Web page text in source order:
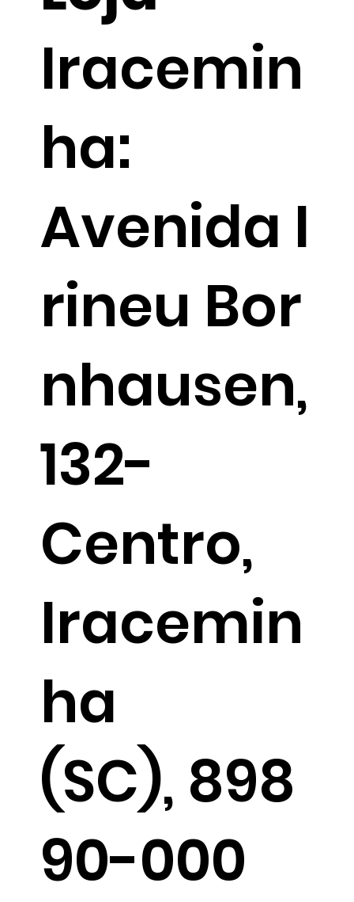
Iracemin
ha:
Avenida I
rineu Bor
nhausen,
132-
Centro,
Iracemin
ha
(SC), 898
90-000